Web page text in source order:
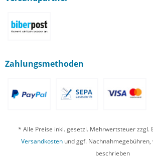
Zahlungsmethoden
* Alle Preise inkl. gesetzl. Mehrwertsteuer zzgl.
Versandkosten und ggf.
beschrieben